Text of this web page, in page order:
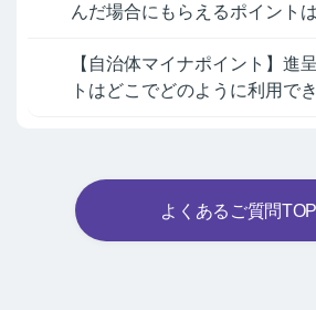
んだ場合にもらえるポイント
【自治体マイナポイント】進
トはどこでどのように利用で
よくあるご質問